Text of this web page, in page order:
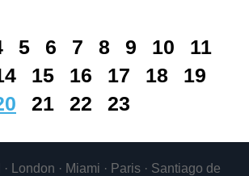
5 6 7 8 9 10
11
15 16 17 18
19
21 22 23
· London · Miami · Paris · Santiago de